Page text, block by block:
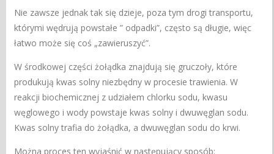
Nie zawsze jednak tak się dzieje, poza tym drogi transportu,
którymi wędrują powstałe ” odpadki”, często są długie, więc
łatwo może się coś „zawieruszyć”.
W środkowej części żołądka znajdują się gruczoły, które
produkują kwas solny niezbędny w procesie trawienia. W
reakcji biochemicznej z udziałem chlorku sodu, kwasu
węglowego i wody powstaje kwas solny i dwuwęglan sodu.
Kwas solny trafia do żołądka, a dwuwęglan sodu do krwi.
Można proces ten wyjaśnić w następujący sposób: